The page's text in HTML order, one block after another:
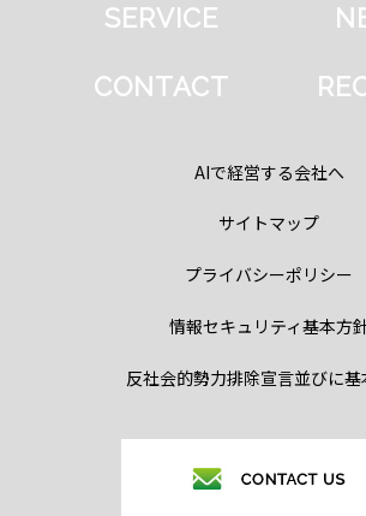
SERVICE
CONTACT
AIで経営する会社へ
サイトマップ
プライバシーポリシー
情報セキュリティ基本方
反社会的勢力排除宣言並びに基